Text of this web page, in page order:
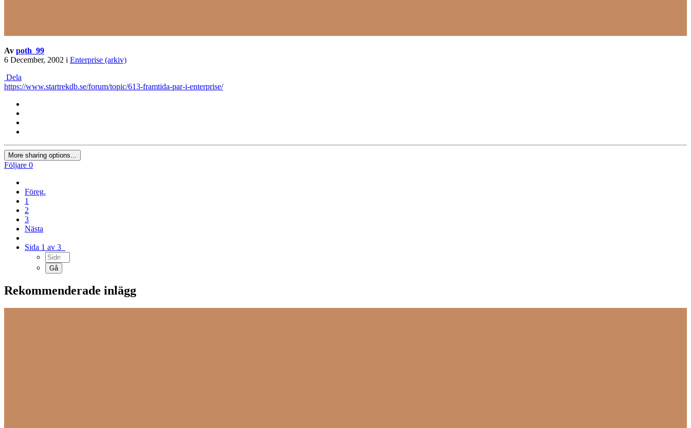
Av poth_99
6 December, 2002 i Enterprise (arkiv)
Dela
https://www.startrekdb.se/forum/topic/613-framtida-par-i-enterprise/
More sharing options...
Följare 0
Föreg.
1
2
3
Nästa
Sida 1 av 3
Rekommenderade inlägg